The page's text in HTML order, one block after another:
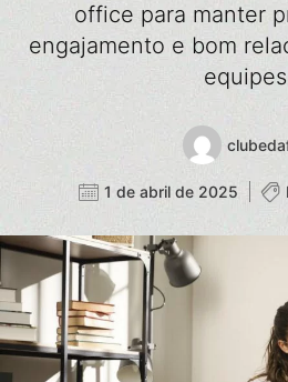
office para manter
engajamento e bom
1 de abril de 2025